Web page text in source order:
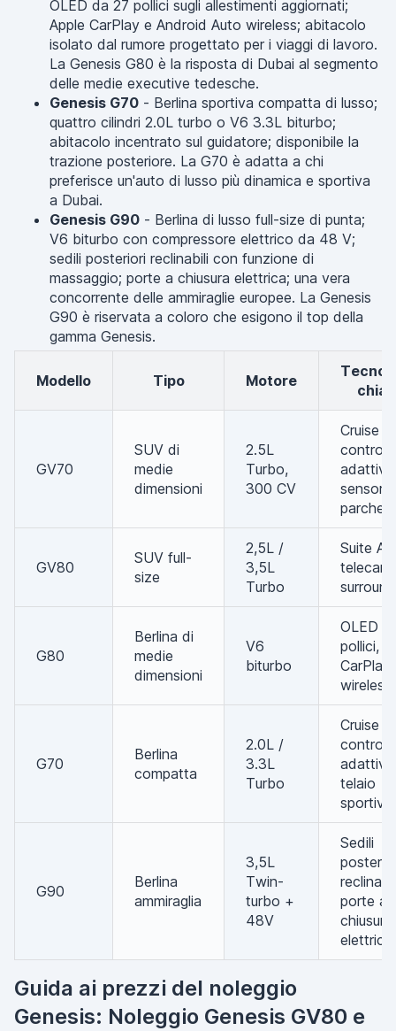
OLED da 27 pollici sugli allestimenti aggiornati;
Apple CarPlay e Android Auto wireless; abitacolo
isolato dal rumore progettato per i viaggi di lavoro.
La Genesis G80 è la risposta di Dubai al segmento
delle medie executive tedesche.
Genesis G70 - Berlina sportiva compatta di lusso;
quattro cilindri 2.0L turbo o V6 3.3L biturbo;
abitacolo incentrato sul guidatore; disponibile la
trazione posteriore. La G70 è adatta a chi
preferisce un'auto di lusso più dinamica e sportiva
a Dubai.
Genesis G90 - Berlina di lusso full-size di punta;
V6 biturbo con compressore elettrico da 48 V;
sedili posteriori reclinabili con funzione di
massaggio; porte a chiusura elettrica; una vera
concorrente delle ammiraglie europee. La Genesis
G90 è riservata a coloro che esigono il top della
gamma Genesis.
Modello Tipo Motore
Tecnologia
GV70
SUV di
medie
dimensioni
2.5L
Turbo,
300 CV
Cruise
control
sensori
GV80
SUV full-
size
2,5L /
3,5L
Turbo
Suite
surround
G80
Berlina di
medie
dimensioni
V6
biturbo
OLED
pollici,
CarPlay
wireless
G70
Berlina
compatta
2.0L /
3.3L
Turbo
Cruise
control
telaio
sportivo
G90
Berlina
ammiraglia
3,5L
Twin-
turbo +
48V
Sedili
porte a
chiusura
elettrica
Guida ai prezzi del noleggio
Genesis: Noleggio Genesis GV80 e